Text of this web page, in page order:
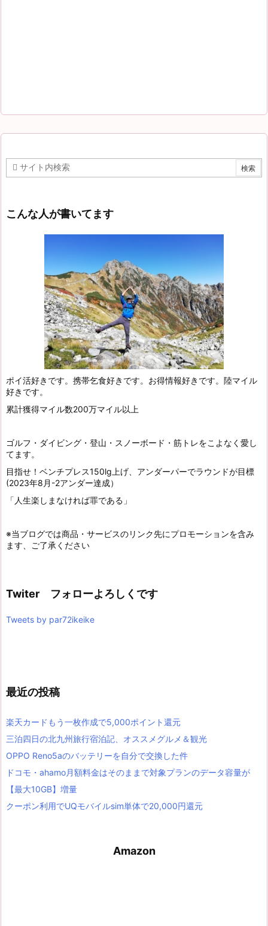
こんな人が書いてます
ポイ活好きです。携帯乞食好きです。お得情報好きです。陸マイル
好きです。
累計獲得マイル数200万マイル以上
ゴルフ・ダイビング・登山・スノーボード・筋トレをこよなく愛し
てます。
目指せ！ベンチプレス150lg上げ、アンダーパーでラウンドが目標
(2023年8月-2アンダー達成）
「人生楽しまなければ罪である」
※当ブログでは商品・サービスのリンク先にプロモーションを含み
ます、ご了承ください
Twiter フォローよろしくです
Tweets by par72ikeike
最近の投稿
楽天カードもう一枚作成で5,000ポイント還元
三泊四日の北九州旅行宿泊記、オススメグルメ＆観光
OPPO Reno5aのバッテリーを自分で交換した件
ドコモ・ahamo月額料金はそのままで対象プランのデータ容量が
【最大10GB】増量
クーポン利用でUQモバイルsim単体で20,000円還元
Amazon